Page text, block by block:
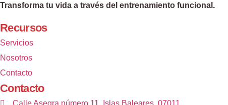
Transforma tu vida a través del entrenamiento funcional.
Recursos
Servicios
Nosotros
Contacto
Contacto
Calle Asegra número 11, Islas Baleares, 07011